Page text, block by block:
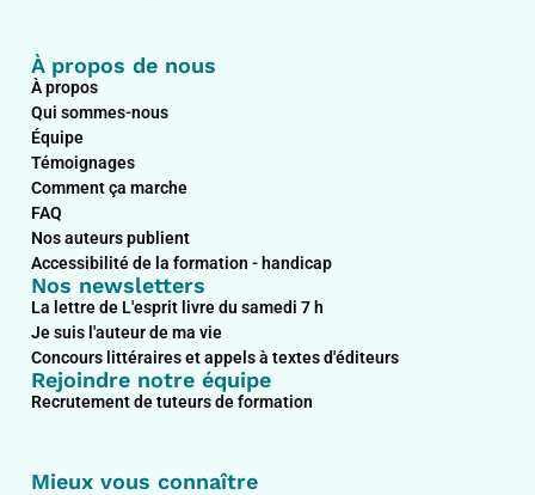
À propos de nous
À propos
Qui sommes-nous
Équipe
Témoignages
Comment ça marche
FAQ
Nos auteurs publient
Accessibilité de la formation - handicap
Nos newsletters
La lettre de L'esprit livre du samedi 7 h
Je suis l'auteur de ma vie
Concours littéraires et appels à textes d'éditeurs
Rejoindre notre équipe
Recrutement de tuteurs de formation
Mieux vous connaître